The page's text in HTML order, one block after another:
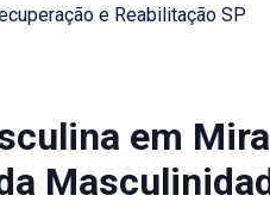
e Reabilitação SP
em